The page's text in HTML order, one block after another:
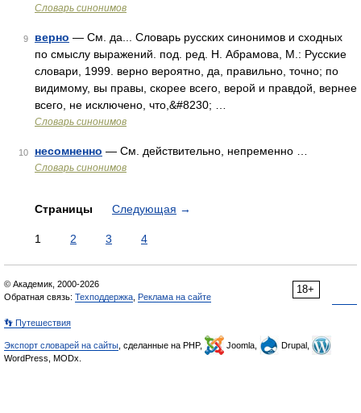
Словарь синонимов
9 верно — См. да... Словарь русских синонимов и сходных
по смыслу выражений. под. ред. Н. Абрамова, М.: Русские
словари, 1999. верно вероятно, да, правильно, точно; по
видимому, вы правы, скорее всего, верой и правдой, вернее
всего, не исключено, что,&#8230; …
Словарь синонимов
10 несомненно — См. действительно, непременно …
Словарь синонимов
Страницы Следующая →
1 2 3 4
18+
© Академик, 2000-2026
Обратная связь: Техподдержка Реклама на сайте
👣 Путешествия
Экспорт словарей на сайты , сделанные на PHP, Joomla,
Drupal,
WordPress, MODx.